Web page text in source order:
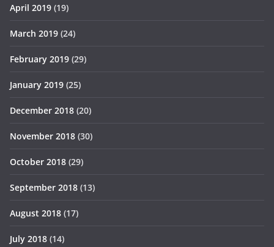
April 2019 (19)
March 2019 (24)
February 2019 (29)
January 2019 (25)
December 2018 (20)
November 2018 (30)
October 2018 (29)
September 2018 (13)
August 2018 (17)
July 2018 (14)